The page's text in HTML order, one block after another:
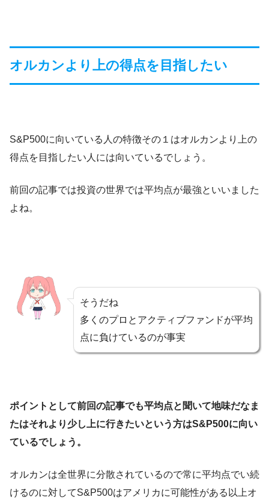
オルカンより上の得点を目指したい
S&P500に向いている人の特徴その１はオルカンより上の
得点を目指したい人には向いているでしょう。
前回の記事では投資の世界では平均点が最強といいました
よね。
そうだね
多くのプロとアクティブファンドが平均
点に負けているのが事実
ポイントとして前回の記事でも平均点と聞いて地味だなま
たはそれより少し上に行きたいという方はS&P500に向い
ているでしょう。
オルカンは全世界に分散されているので常に平均点でい続
けるのに対してS&P500はアメリカに可能性がある以上オ